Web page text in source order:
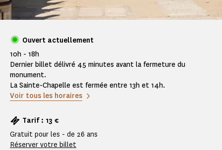
Ouvert actuellement
10h - 18h
Dernier billet délivré 45 minutes avant la fermeture du
monument.
La Sainte-Chapelle est fermée entre 13h et 14h.
Voir tous les horaires
Tarif : 13 €
Gratuit pour les - de 26 ans
Réserver votre billet